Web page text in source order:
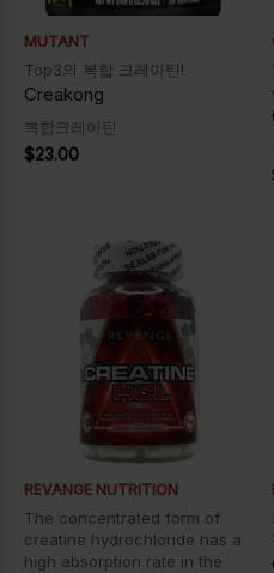
MUTANT
Top3의 복합 크레아틴!
Creakong
복합크레아틴
$23.00
REVANGE NUTRITION
The concentrated form of
creatine hydrochloride has a
high absorption rate in the